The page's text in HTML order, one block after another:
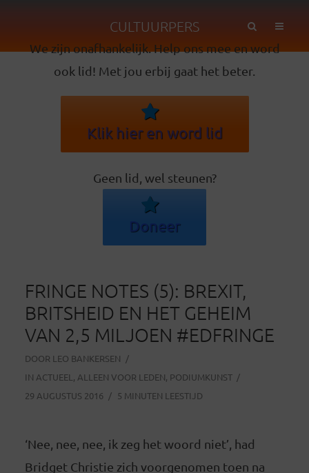
CULTUURPERS
We zijn onafhankelijk. Help ons mee en word
ook lid! Met jou erbij gaat het beter.
Klik hier en word lid
Geen lid, wel steunen?
Doneer
FRINGE NOTES (5): BREXIT,
BRITSHEID EN HET GEHEIM
VAN 2,5 MILJOEN #EDFRINGE
DOOR LEO BANKERSEN
IN ACTUEEL , ALLEEN VOOR LEDEN, PODIUMKUNST
29 AUGUSTUS 2016
5 MINUTEN LEESTIJD
‘Nee, nee, nee, ik zeg het woord niet’, had
Bridget Christie zich voorgenomen toen na